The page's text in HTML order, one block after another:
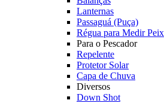
Lanternas
Passaguá (Puça)
Régua para Medir
Para o Pescador
Repelente
Protetor Solar
Capa de Chuva
Diversos
Down Shot